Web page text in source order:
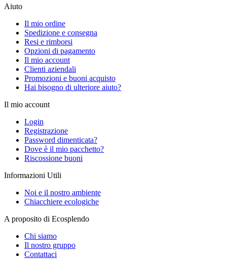
Aiuto
Il mio ordine
Spedizione e consegna
Resi e rimborsi
Opzioni di pagamento
Il mio account
Clienti aziendali
Promozioni e buoni acquisto
Hai bisogno di ulteriore aiuto?
Il mio account
Login
Registrazione
Password dimenticata?
Dove è il mio pacchetto?
Riscossione buoni
Informazioni Utili
Noi e il nostro ambiente
Chiacchiere ecologiche
A proposito di Ecosplendo
Chi siamo
Il nostro gruppo
Contattaci